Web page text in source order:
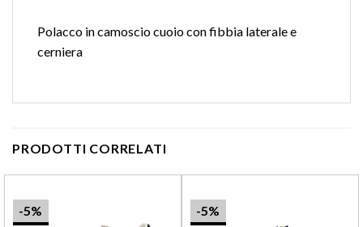
Polacco in camoscio cuoio con fibbia laterale e
cerniera
PRODOTTI CORRELATI
-5% -5%